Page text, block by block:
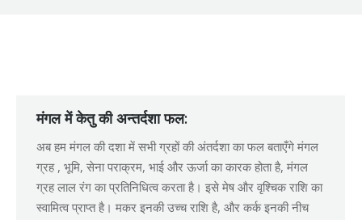
मंगल में केतु की अन्तर्दशा फल:
अब हम मंगल की दशा में सभी ग्रहों की अंतर्दशा का फल बताएँगे मंगल
ग्रह , भूमि, सेना पराक्रम, भाई और ऊर्जा का कारक होता है, मंगल
ग्रह लाल रंग का प्रतिनिधित्व करता है। इसे मेष और वृश्चिक राशि का
स्वामित्व प्राप्त है। मकर इनकी उच्च राशि है, और कर्क इनकी नीच